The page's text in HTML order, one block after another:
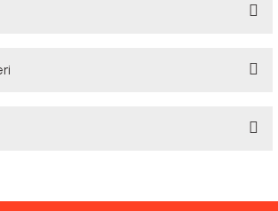
öneri formunu kullanarak tarafımıza